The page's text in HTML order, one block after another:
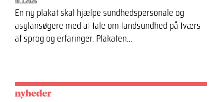
En ny plakat skal hjælpe sundhedspersonale og
asylansøgere med at tale om tandsundhed på tværs
af sprog og erfaringer. Plakaten…
nyheder